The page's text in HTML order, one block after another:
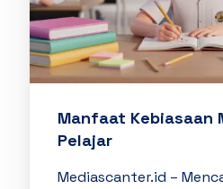
Manfaat Kebiasaan
Pelajar
Mediascanter.id –